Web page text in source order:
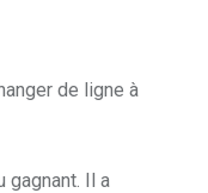
de ligne à
gagnant. Il a